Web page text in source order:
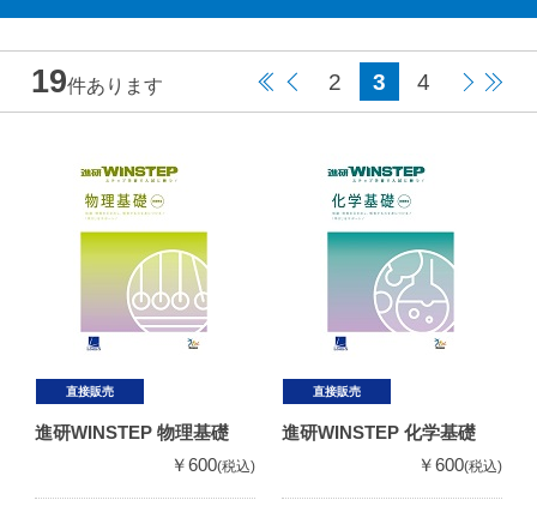
19件あります 2 3 4
直接販売
進研WINSTEP 物理基礎
￥600(税込)
直接販売
進研WINSTEP 化学基礎
￥600(税込)